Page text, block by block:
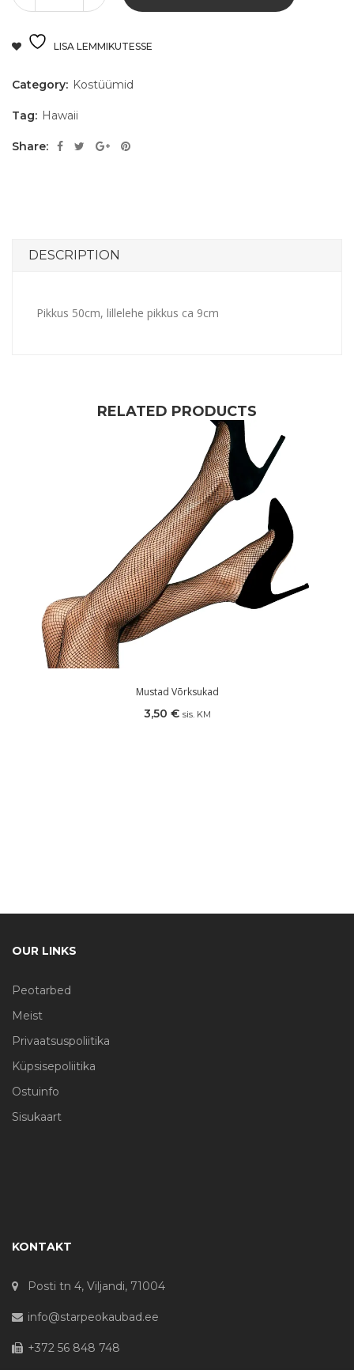
LISA LEMMIKUTESSE
Category: Kostüümid
Tag: Hawaii
Share:
DESCRIPTION
Pikkus 50cm, lillelehe pikkus ca 9cm
RELATED PRODUCTS
Mustad Võrksukad
3,50 € sis. KM
OUR LINKS
Peotarbed
Meist
Privaatsuspoliitika
Küpsisepoliitika
Ostuinfo
Sisukaart
KONTAKT
Posti tn 4, Viljandi, 71004
info@starpeokaubad.ee
+372 56 848 748